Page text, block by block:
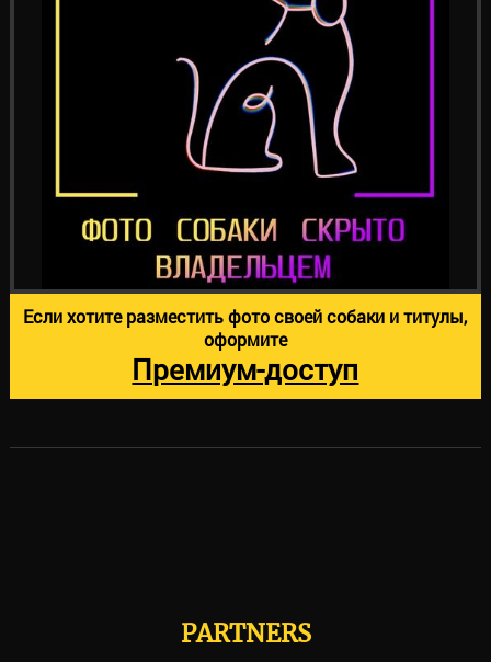
Если хотите разместить фото своей собаки и титулы,
оформите
Премиум-доступ
PARTNERS